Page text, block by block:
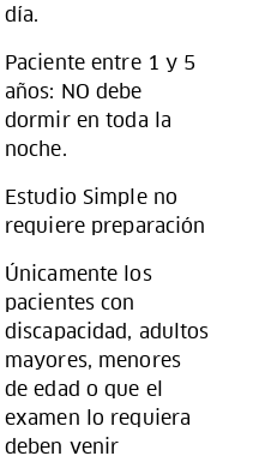
día.
Paciente entre 1 y 5
años: NO debe
dormir en toda la
noche.
Estudio Simple no
requiere preparación
Únicamente los
pacientes con
discapacidad, adultos
mayores, menores
de edad o que el
examen lo requiera
deben venir